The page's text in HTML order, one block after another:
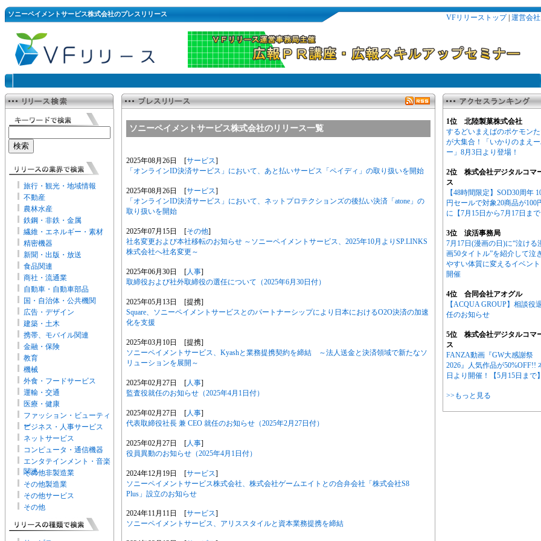
ソニーペイメントサービス株式会社のプレスリリース VFリリーストップ| 運営会社
旅行・観光・地域情報
不動産
農林水産
鉄鋼・非鉄・金属
繊維・エネルギー・素材
精密機器
新聞・出版・放送
食品関連
商社・流通業
自動車・自動車部品
国・自治体・公共機関
広告・デザイン
建築・土木
携帯、モバイル関連
金融・保険
教育
機械
外食・フードサービス
運輸・交通
医療・健康
ファッション・ビューティ
ー
ビジネス・人事サービス
ネットサービス
コンピュータ・通信機器
エンタテインメント・音楽
関連
その他非製造業
その他製造業
その他サービス
その他
ソニーペイメントサービス株式会社のリリース一覧
2025年08月26日 [サービス]
「オンラインID決済サービス」において、あと払いサービス「ペイディ」の取り扱いを開始
2025年08月26日 [サービス]
「オンラインID決済サービス」において、ネットプロテクションズの後払い決済「atone」の
取り扱いを開始
2025年07月15日 [その他]
社名変更および本社移転のお知らせ ～ソニーペイメントサービス、2025年10月よりSP.LINKS
株式会社へ社名変更～
2025年06月30日 [人事]
取締役および社外取締役の選任について（2025年6月30日付）
2025年05月13日 [提携]
Square、ソニーペイメントサービスとのパートナーシップにより日本におけるO2O決済の加速
化を支援
2025年03月10日 [提携]
ソニーペイメントサービス、Kyashと業務提携契約を締結 ～法人送金と決済領域で新たなソ
リューションを展開～
2025年02月27日 [ 人事]
監査役就任のお知らせ（2025年4月1日付）
2025年02月27日 [ 人事]
代表取締役社長 兼 CEO 就任のお知らせ（2025年2月27日付）
2025年02月27日 [ 人事]
役員異動のお知らせ（2025年4月1日付）
2024年12月19日 [サービス]
ソニーペイメントサービス株式会社、株式会社ゲームエイトとの合弁会社「株式会社S8
Plus」設立のお知らせ
2024年11月11日 [サービス]
ソニーペイメントサービス、アリススタイルと資本業務提携を締結
1位 北陸製菓株式会社
するどいまえばのポケモン
が大集合！「いかりのまえ
ー」8月3日より登場！
2位 株式会社デジタルコマ
ス
【48時間限定】SOD30周年
円セールで対象20商品が100
に【7月15日から7月17日まで
3位 涙活事務局
7月17日(漫画の日)に“泣ける
画50タイトル”を紹介して泣
やすい体質に変えるイベン
開催
4位 合同会社アオグル
【ACQUA GROUP】相談役
任のお知らせ
5位 株式会社デジタルコマ
ス
FANZA動画『GW大感謝祭
2026』人気作品が50%OFF!!
日より開催！【5月15日まで】
>>もっと見る